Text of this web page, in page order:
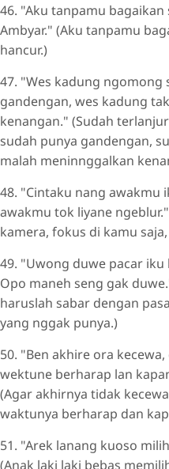
46. "Aku tanpamu
Ambyar." (Aku tanpamu
hancur.)
47. "Wes kadung ngomong
gandengan, wes kadung
kenangan." (Sudah
sudah punya gandengan,
malah meninnggalkan
48. "Cintaku nang awakmu
awakmu tok liyane
kamera, fokus di kamu
49. "Uwong duwe pacar
Opo maneh seng gak
haruslah sabar dengan
yang nggak punya.)
50. "Ben akhire ora
wektune berharap lan
(Agar akhirnya tidak
waktunya berharap dan
51. "Arek lanang kuoso
(Anak laki laki bebas